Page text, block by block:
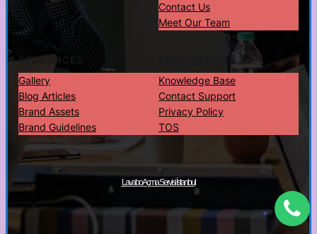
Contact Us
Meet Our Team
RESOURCES
Gallery
Blog Articles
Brand Assets
Brand Guidelines
Knowledge Base
Contact Support
Privacy Policy
TOS
Lavabo Açma Servisi İstanbul· All rights reserved